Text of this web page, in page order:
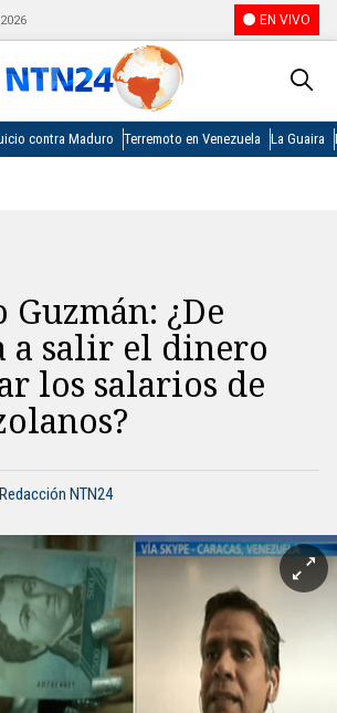
EN VIVO
contra Maduro Terremoto en Venezuela La Guaira
¿De
a salir el dinero
los salarios de
NTN24